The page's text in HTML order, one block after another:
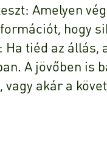
Amelyen
hogy
Ha tiéd az állás,
A jövőben is
vagy akár a